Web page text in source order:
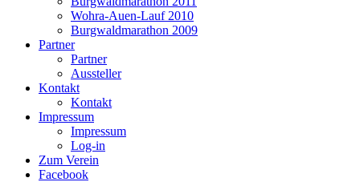
Wohra-Auen-Lauf 2010
Burgwaldmarathon 2009
Partner
Partner
Aussteller
Kontakt
Kontakt
Impressum
Impressum
Log-in
Zum Verein
Facebook